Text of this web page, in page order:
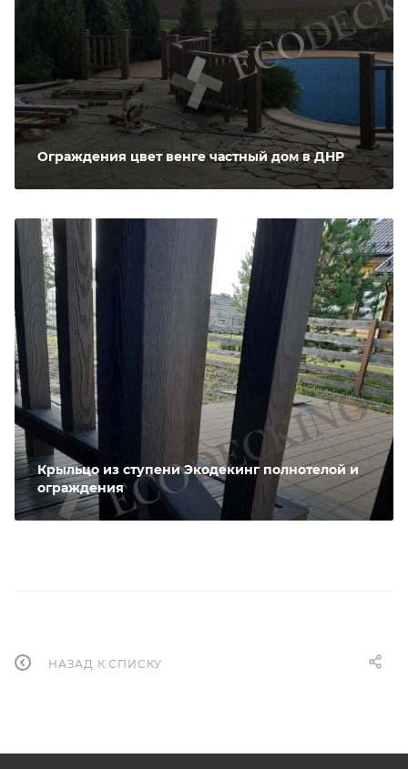
Ограждения цвет венге частный дом в ДНР
Крыльцо из ступени Экодекинг полнотелой и
ограждения
НАЗАД К СПИСКУ